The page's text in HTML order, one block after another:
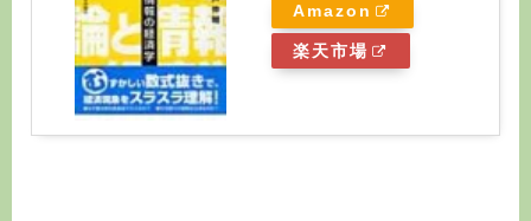
Amazon
楽天市場